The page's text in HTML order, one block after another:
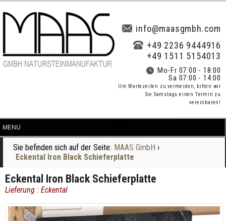
info@maasgmbh.com
+49 2236 9444916
+49 1511 5154013
Mo-Fr 07:00 - 18:00
Sa 07:00 - 14:00
Um Wartezeiten zu vermeiden, bitten wir
Sie Samstags einen Termin zu
vereinbaren!
Sie befinden sich auf der Seite: MAAS GmbH ›
Eckental Iron Black Schieferplatte
Eckental Iron Black Schieferplatte
Lieferung : Eckental